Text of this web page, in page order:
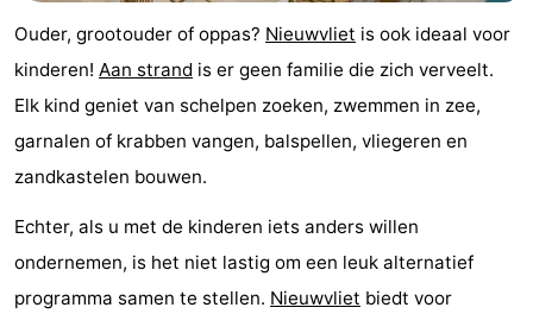
Bad
-
Resort
Nieuwvliet-
De
Meulinge
-
EuroParcs
-
Ouder, grootouder of oppas? Nieuwvliet is ook ideaal voor
kinderen! Aan strand is er geen familie die zich verveelt.
Elk kind geniet van schelpen zoeken, zwemmen in zee,
garnalen of krabben vangen, balspellen, vliegeren en
zandkastelen bouwen.
Echter, als u met de kinderen iets anders willen
ondernemen, is het niet lastig om een leuk alternatief
programma samen te stellen. Nieuwvliet biedt voor